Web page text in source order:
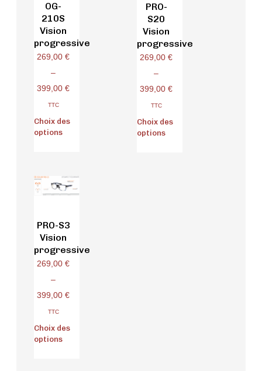
OG-
210S
Vision
progressive
269,00 €
–
399,00 €
TTC
Choix des
options
PRO-
S20
Vision
progressive
269,00 €
–
399,00 €
TTC
Choix des
options
PRO-S3
Vision
progressive
269,00 €
–
399,00 €
TTC
Choix des
options